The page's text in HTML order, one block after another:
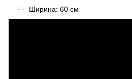
Ширина: 60 см